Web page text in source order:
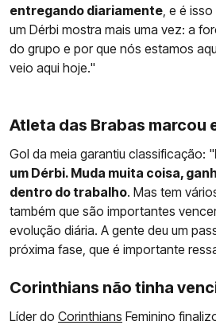
entregando diariamente , e é
um Dérbi mostra mais uma vez: a
do grupo e por que nós estamos
veio aqui hoje."
Atleta das Brabas marcou
Gol da meia garantiu classificação: "
um Dérbi. Muda muita coisa,
dentro do trabalho. Mas tem
também que são importantes
evolução diária. A gente deu um
próxima fase, que é importante
Corinthians não tinha
Líder do Corinthians Feminino